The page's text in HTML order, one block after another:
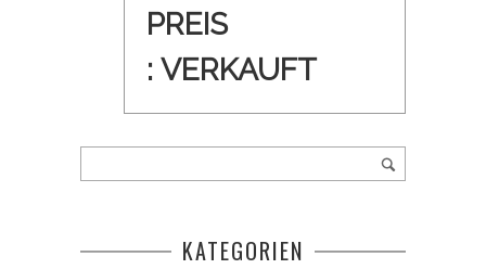
PREIS
: VERKAUFT
KATEGORIEN